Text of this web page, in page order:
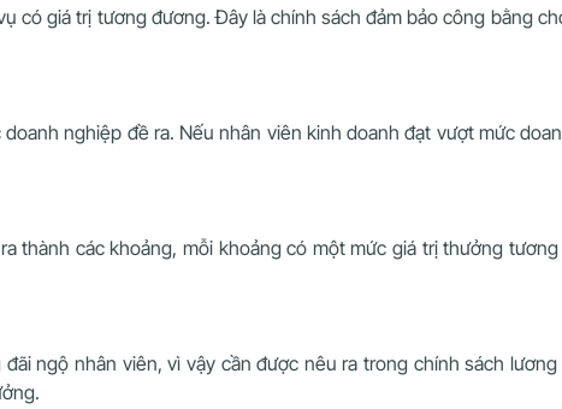
có giá trị tương đương. Đây là chính sách đảm bảo công bằng
nghiệp đề ra. Nếu nhân viên kinh doanh đạt vượt mức
thành các khoảng, mỗi khoảng có một mức giá trị thưởng
ngộ nhân viên, vì vậy cần được nêu ra trong chính sách